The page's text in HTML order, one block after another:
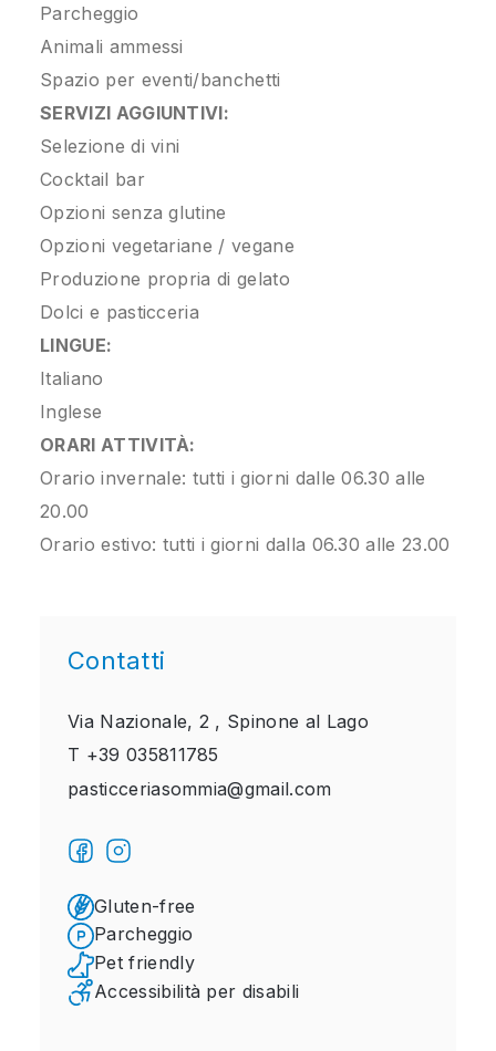
Parcheggio
Animali ammessi
Spazio per eventi/banchetti
SERVIZI AGGIUNTIVI:
Selezione di vini
Cocktail bar
Opzioni senza glutine
Opzioni vegetariane / vegane
Produzione propria di gelato
Dolci e pasticceria
LINGUE:
Italiano
Inglese
ORARI ATTIVITÀ:
Orario invernale: tutti i giorni dalle 06.30 alle
20.00
Orario estivo: tutti i giorni dalla 06.30 alle 23.00
Contatti
Via Nazionale, 2 , Spinone al Lago
T +39 035811785
pasticceriasommia@gmail.com
Gluten-free
Parcheggio
Pet friendly
Accessibilità per disabili